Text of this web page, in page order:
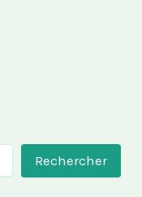
Rechercher